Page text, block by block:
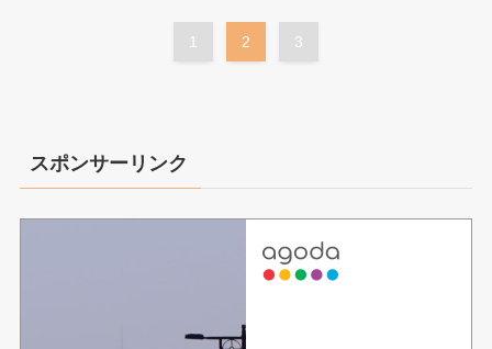
1 2 3
スポンサーリンク